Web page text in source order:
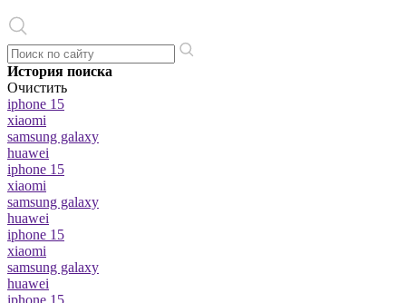
История поиска
Очистить
iphone 15
xiaomi
samsung galaxy
huawei
iphone 15
xiaomi
samsung galaxy
huawei
iphone 15
xiaomi
samsung galaxy
huawei
iphone 15